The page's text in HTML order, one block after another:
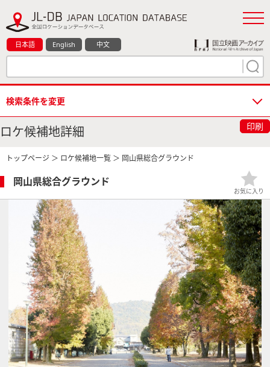
日本語 English 中文
検索条件を変更
ロケ候補地詳細 印刷
トップページ ＞ ロケ候補地一覧 ＞ 岡山県総合グラウンド
岡山県総合グラウンド
お気に入り